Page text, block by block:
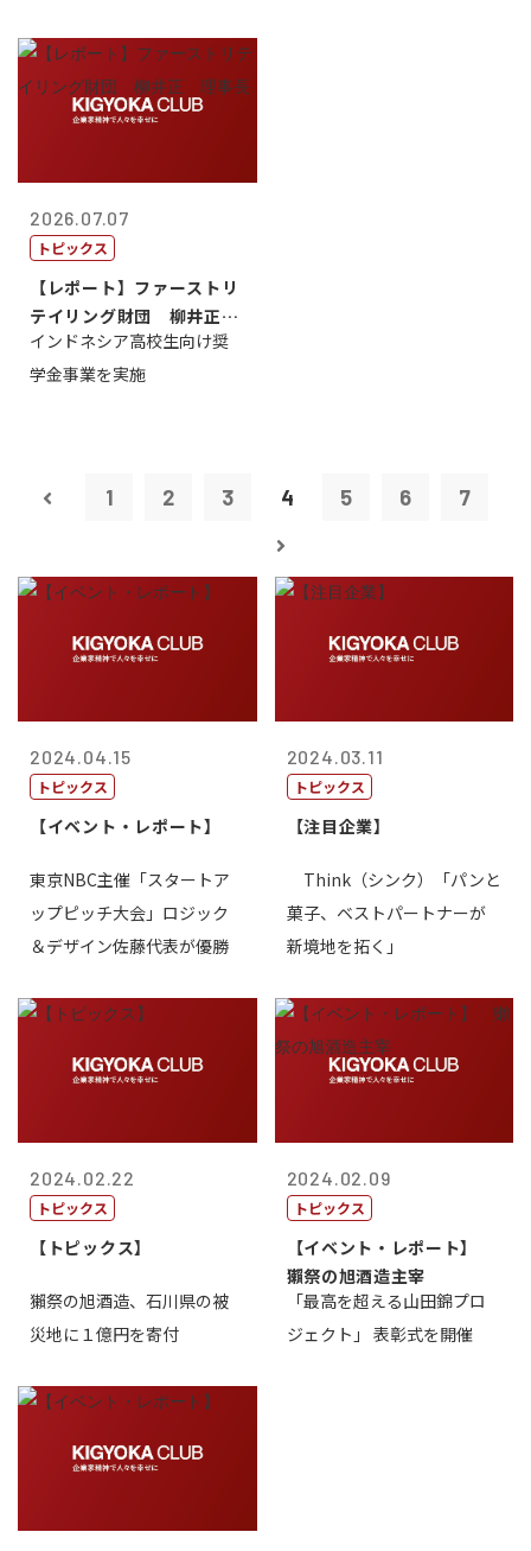
2026.07.07
トピックス
【レポート】ファーストリ
テイリング財団 柳井正
理事長
インドネシア高校生向け奨
学金事業を実施
1 2 3 4 5 6 7
2024.04.15
トピックス
【イベント・レポート】
東京NBC主催「スタートア
ップピッチ大会」ロジック
＆デザイン佐藤代表が優勝
2024.03.11
トピックス
【注目企業】
Think（シンク）「パンと
菓子、ベストパートナーが
新境地を拓く」
2024.02.22
トピックス
【トピックス】
獺祭の旭酒造、石川県の被
災地に１億円を寄付
2024.02.09
トピックス
【イベント・レポート】
獺祭の旭酒造主宰
「最高を超える山田錦プロ
ジェクト」 表彰式を開催